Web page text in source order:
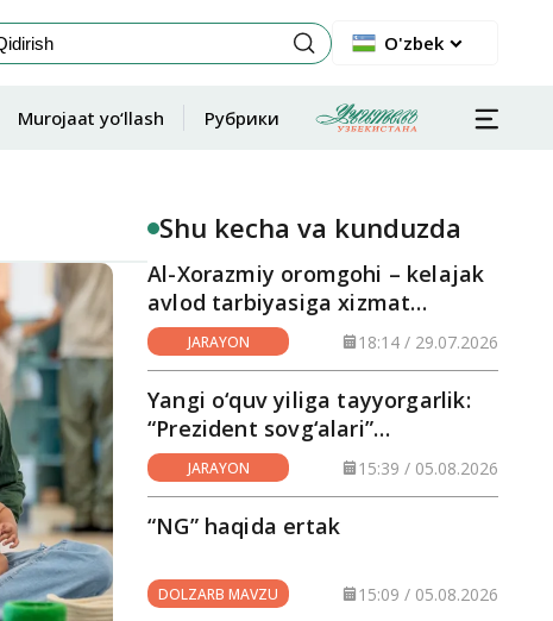
O'zbek
Murojaat yo‘llash Рубрики
Shu kecha va kunduzda
Al-Xorazmiy oromgohi – kelajak
avlod tarbiyasiga xizmat
qilayotgan maskan
JARAYON 18:14 / 29.07.2026
Yangi o‘quv yiliga tayyorgarlik:
“Prezident sovg‘alari”
hududlarga yetkazilmoqda
JARAYON 15:39 / 05.08.2026
“NG” haqida ertak
DOLZARB MAVZU 15:09 / 05.08.2026